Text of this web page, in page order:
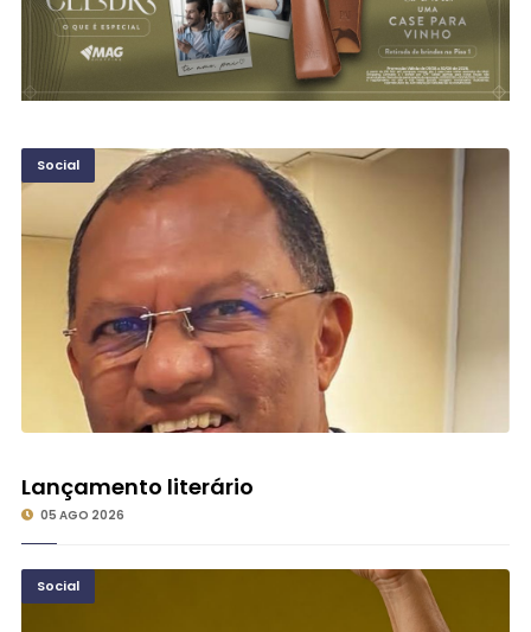
Social
Lançamento literário
05 AGO 2026
Social